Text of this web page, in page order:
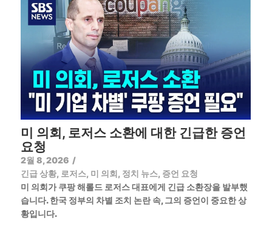
미 의회, 로저스 소환에 대한 긴급한 증언
요청
2월 8, 2026 /
긴급 상황, 로저스, 미 의회, 정치 뉴스, 증언 요청
미 의회가 쿠팡 해롤드 로저스 대표에게 긴급 소환장을 발부했
습니다. 한국 정부의 차별 조치 논란 속, 그의 증언이 중요한 상
황입니다.